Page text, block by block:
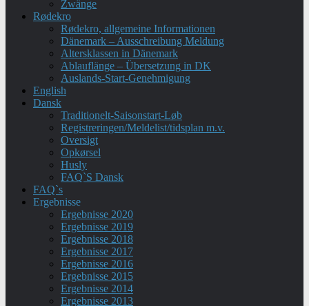
Zwänge
Rødekro
Rødekro, allgemeine Informationen
Dänemark – Ausschreibung Meldung
Altersklassen in Dänemark
Ablauflänge – Übersetzung in DK
Auslands-Start-Genehmigung
English
Dansk
Traditionelt-Saisonstart-Løb
Registreringen/Meldelist/tidsplan m.v.
Oversigt
Opkørsel
Husly
FAQ`S Dansk
FAQ`s
Ergebnisse
Ergebnisse 2020
Ergebnisse 2019
Ergebnisse 2018
Ergebnisse 2017
Ergebnisse 2016
Ergebnisse 2015
Ergebnisse 2014
Ergebnisse 2013